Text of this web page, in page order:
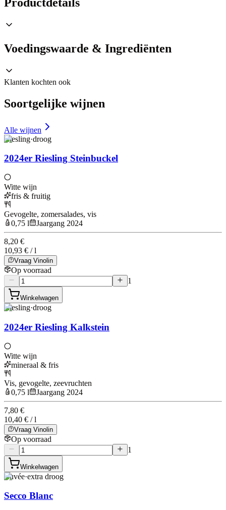
Voedingswaarde & Ingrediënten
Klanten kochten ook
Soortgelijke wijnen
Alle wijnen
Riesling·droog
2024er Riesling Steinbuckel
Witte wijn
fris & fruitig
Gevogelte, zomersalades, vis
0,75 l
Jaargang 2024
8,20 €
10,93 € / l
Vraag Vinolin
Op voorraad
1
Winkelwagen
Riesling·droog
2024er Riesling Kalkstein
Witte wijn
mineraal & fris
Vis, gevogelte, zeevruchten
0,75 l
Jaargang 2024
7,80 €
10,40 € / l
Vraag Vinolin
Op voorraad
1
Winkelwagen
Cuvée·extra droog
Secco Blanc